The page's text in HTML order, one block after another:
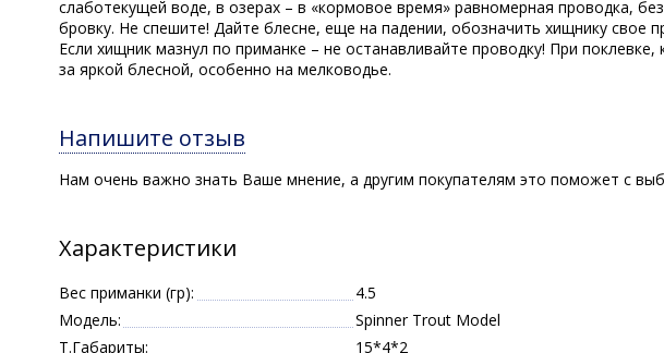
слаботекущей воде, в озерах – в «кормовое время» равномерная проводка,
бровку. Не спешите! Дайте блесне, еще на падении, обозначить хищнику свое
Если хищник мазнул по приманке – не останавливайте проводку! При
за яркой блесной, особенно на мелководье.
Напишите отзыв
Нам очень важно знать Ваше мнение, а другим покупателям это поможет с
Характеристики
Вес приманки (гр):
4.5
Модель:
Spinner Trout Model
Т.Габариты:
15*4*2